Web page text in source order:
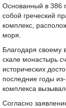
Основанный в 386
собой греческий
комплекс,
моря.
Благодаря
скале монастырь
исторических
последние годы
комплекса
Согласно